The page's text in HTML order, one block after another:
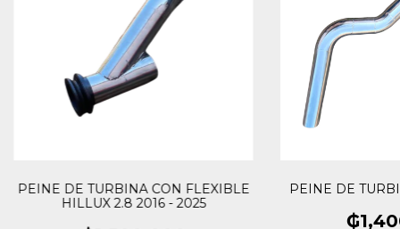
PEINE DE TURBINA CON FLEXIBLE
HILLUX 2.8 2016 - 2025
PEINE DE